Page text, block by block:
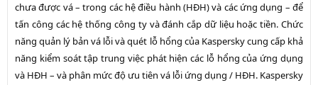
chưa được vá – trong các hệ điều hành (HĐH) và các ứng dụng – để
tấn công các hệ thống công ty và đánh cắp dữ liệu hoặc tiền. Chức
năng quản lý bản vá lỗi và quét lỗ hổng của Kaspersky cung cấp khả
năng kiểm soát tập trung việc phát hiện các lỗ hổng của ứng dụng
và HĐH – và phân mức độ ưu tiên vá lỗi ứng dụng / HĐH. Kaspersky